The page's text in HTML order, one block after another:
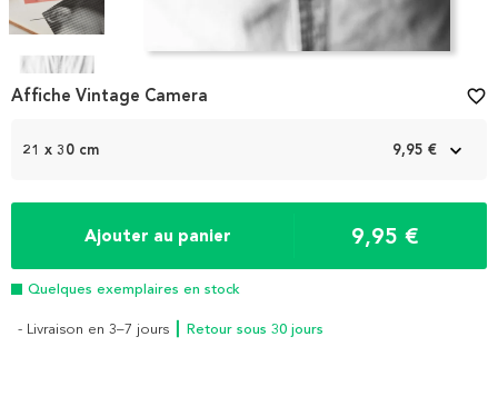
1
21 x 30 cm 9,95 €
Ajouter au panier 9,95 €
Quelques exemplaires en stock
- Livraison en 3–7 jours ┃ Retour sous 30 jours
Affiche Vintage Camera favorite_border